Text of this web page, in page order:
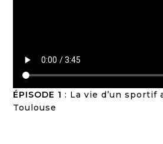
ÉPISODE 1: La vie d’un sportif
Toulouse